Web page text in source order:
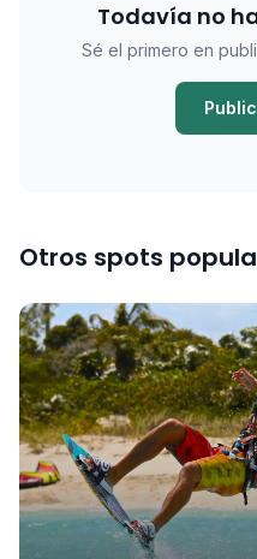
Todavía no
Sé el primero en
Otros spots